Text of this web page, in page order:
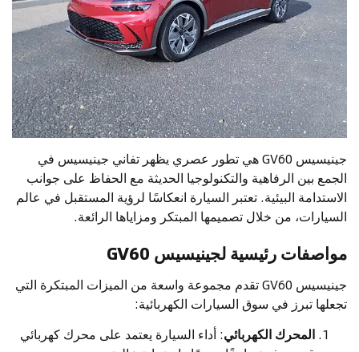
جينيسيس GV60 هي تطور عصري يظهر تفاني جينيسيس في
الجمع بين الرفاهية والتكنولوجيا الحديثة مع الحفاظ على جوانب
الاستدامة البيئية. تعتبر السيارة انعكاسًا لرؤية المستقبل في عالم
السيارات، من خلال تصميمها المبتكر ومزاياها الرائعة.
مواصفات رئيسية لجينيسيس GV60
جينيسيس GV60 تقدم مجموعة واسعة من الميزات المبتكرة التي
تجعلها تبرز في سوق السيارات الكهربائية:
المحرك الكهربائي: أداء السيارة يعتمد على محرك كهربائي